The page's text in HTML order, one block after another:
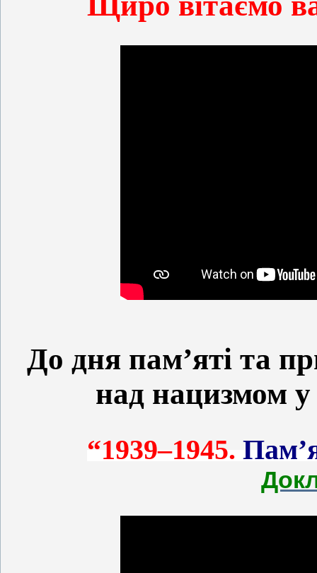
До дня пам’яті та
над нацизмом у
“1939–1945.